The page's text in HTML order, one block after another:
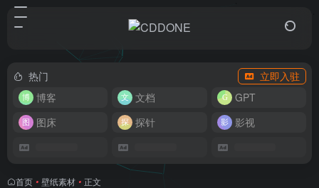
热门
立即入驻
博客
文档
GPT
图床
探针 影视
首页 • 壁纸素材 • 正文